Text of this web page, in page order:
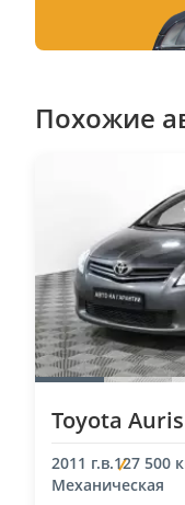
Похожие
Toyota Auris
2011 г.в.127 500
Механическая